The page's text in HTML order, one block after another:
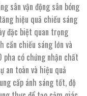
sân vận động sân bóng
hiệu quả chiếu sáng
đặc biệt quan trọng
cần chiếu sáng lớn và
pha có chứng nhận chất
an toàn và hiệu quả
cấp ánh sáng tốt, độ